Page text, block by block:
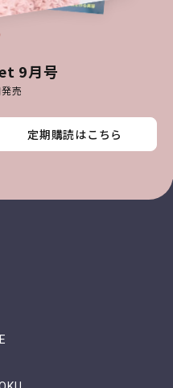
9月号
売
定期購読はこちら
定期購読はこちら
定期購読はこちら
定期購読はこちら